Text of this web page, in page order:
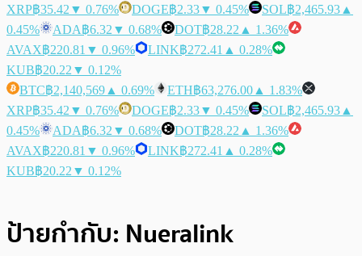
XRP฿35.42 ▼ 0.76% DOGE฿2.33▼ 0.45% SOL฿2,465.93 ▲
0.45%
ADA฿6.32 ▼ 0.68% DOT฿28.22 ▲ 1.36%
AVAX฿220.81 ▼ 0.96% LINK฿272.41 ▲ 0.28%
KUB฿20.22 ▼ 0.12%
BTC฿2,140,569 ▲ 0.69% ETH฿63,276.00 ▲ 1.83%
XRP฿35.42 ▼ 0.76% DOGE฿2.33▼ 0.45% SOL฿2,465.93 ▲
0.45%
ADA฿6.32 ▼ 0.68% DOT฿28.22 ▲ 1.36%
AVAX฿220.81 ▼ 0.96% LINK฿272.41 ▲ 0.28%
KUB฿20.22 ▼ 0.12%
ป้ายกำกับ: Nueralink